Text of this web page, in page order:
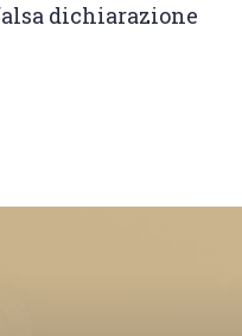
dichiarazione